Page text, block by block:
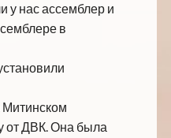
у нас ассемблер и
в
от ДВК. Она была